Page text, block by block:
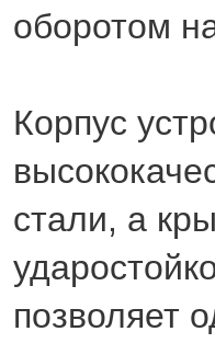
оборотом
Корпус
стали, а
позволяет